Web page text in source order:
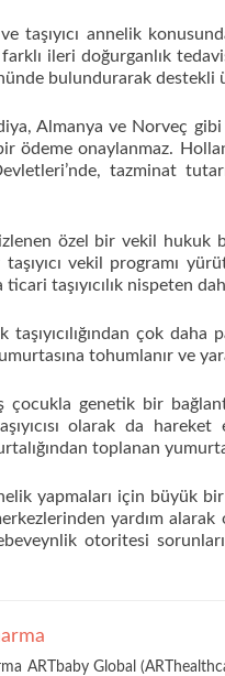
taşıyıcı annelik
farklı ileri doğurganlık
bulundurarak destekli
Almanya ve Norveç
ödeme onaylanmaz.
tazminat
özel bir vekil hukuk
taşıyıcı vekil programı
taşıyıcılık nispeten
taşıyıcılığından çok
tohumlanır ve
çocukla genetik bir
olarak da
toplanan
yapmaları için
yardım
otoritesi
ARTbaby Global